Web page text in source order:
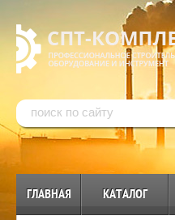
ГЛАВНАЯ КАТАЛОГ